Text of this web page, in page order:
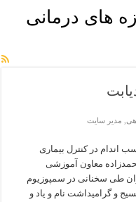
های درمانی
مدیر سایت
اندام در کنترل بیماری
معاون آموزشی
طی سخنانی در سمپوزیوم
و گرامیداشت نام و یاد و